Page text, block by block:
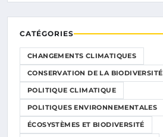
CATÉGORIES
CHANGEMENTS CLIMATIQUES
CONSERVATION DE LA BIODIVERSITÉ
POLITIQUE CLIMATIQUE
POLITIQUES ENVIRONNEMENTALES
ÉCOSYSTÈMES ET BIODIVERSITÉ